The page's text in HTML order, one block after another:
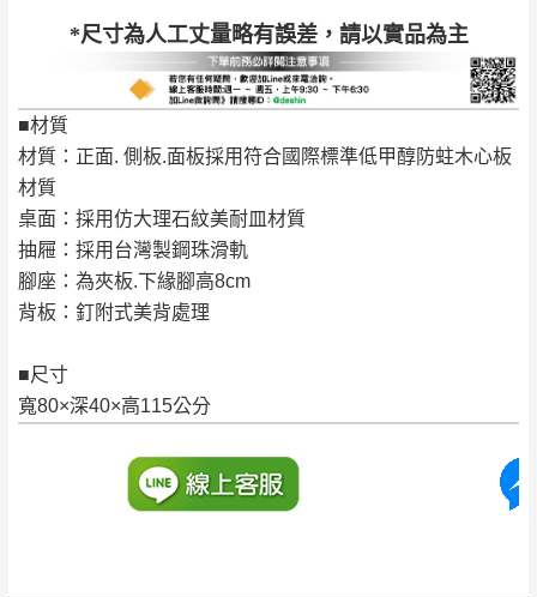
*尺寸為人工丈量略有誤差，請以實品為主
■材質
材質：正面. 側板.面板採用符合國際標準低甲醇防蛀木心板
材質
桌面：採用仿大理石紋美耐皿材質
抽屜：採用台灣製鋼珠滑軌
腳座：為夾板.下緣腳高8cm
背板：釘附式美背處理
■尺寸
寬80×深40×高115公分
台北市、新北市地區固定每周(三)、(日)兩天收送貨
暫無配送地區：彰化、南投、雲林、嘉義、台南、高
雄、屏東、宜蘭、 花蓮、台東、金門、馬祖、澎湖地區
（可於LINE線上詢問 →@dershin
加收說明
公司客服人員，我們將為您更換新品，運費
皆由本站負責，所有退回及換貨之商品必須
是全新狀態且完整包裝，床墊、床包、枕頭
包裝、廠商紙及所有附隨文件或資料之完整
貨。
由於透過電腦螢幕選購商品，可能會因個人
電腦螢幕的設定色差或解析度等因素， 與實
際商品的顏色、質感稍有不同，如因此而需
訂購前請確認商品尺寸，大型物件因為人工
詳細尺寸以實品為主。
非因本公司問題而需退換貨，請於收到貨7日